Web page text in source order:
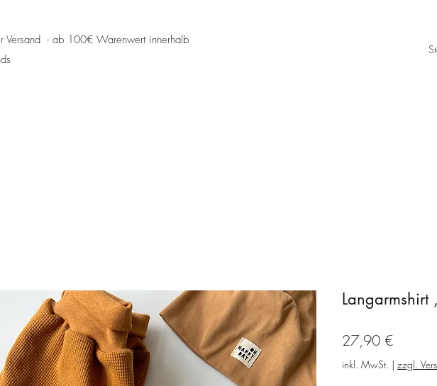
Versand - ab 100€ Warenwert innerhalb
Langarmshirt
27,90 €Preis
inkl. MwSt. | zzgl.